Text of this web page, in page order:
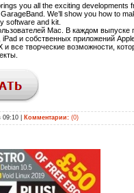
you all the exciting developments
We’ll show you how to
software and kit.
Mac. В каждом выпуске
и собственных приложений
все творческие возможности,
09:10 Комментарии: (0)